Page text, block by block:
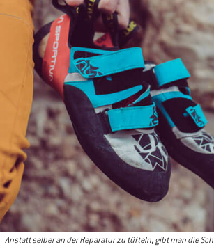
Anstatt selber an der Reparatur zu tüfteln, gibt man die